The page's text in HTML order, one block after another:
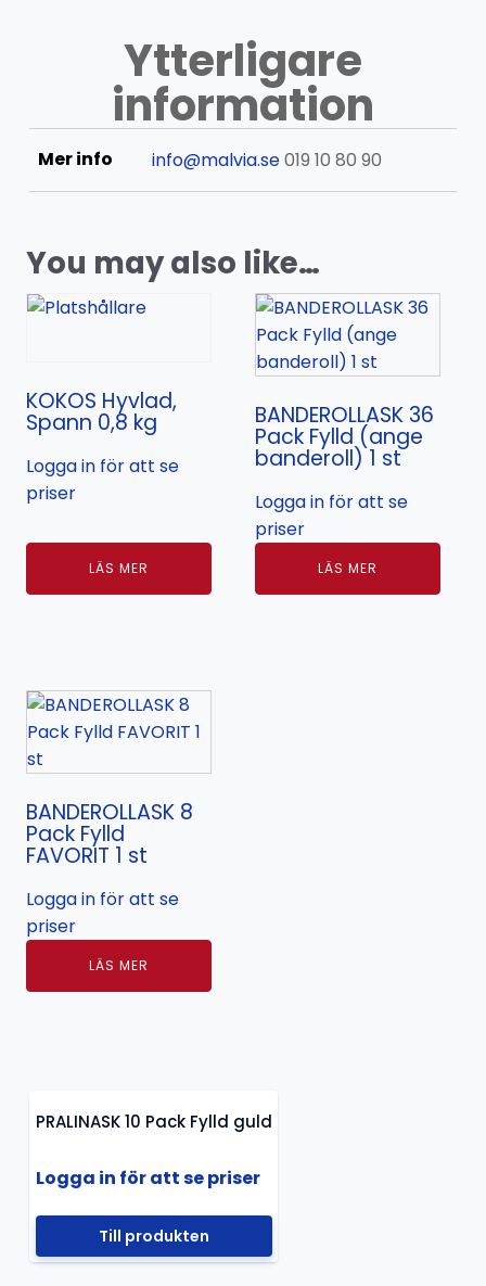
Ytterligare
information
Mer info info@malvia.se019 10 80 90
You may also like…
KOKOS Hyvlad,
Spann 0,8 kg
Logga in för att se
priser
LÄS MER
BANDEROLLASK 36
Pack Fylld (ange
banderoll) 1 st
Logga in för att se
priser
LÄS MER
BANDEROLLASK 8
Pack Fylld
FAVORIT 1 st
Logga in för att se
priser
LÄS MER
PRALINASK 10 Pack Fylld guld
Logga in för att se priser
Till produkten